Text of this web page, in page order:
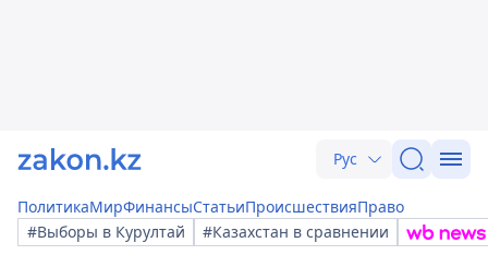
Рус
ПолитикаМирФинансыСтатьиПроисшествияПраво
#Выборы в Курултай
#Казахстан в сравнении